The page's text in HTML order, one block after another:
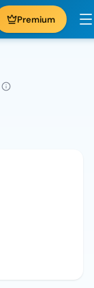
Premium